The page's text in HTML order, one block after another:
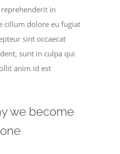
in
cillum dolore eu fugiat
sint occaecat
sunt in culpa qui
anim id est
we become
one